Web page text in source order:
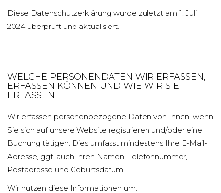
Diese Datenschutzerklärung wurde zuletzt am 1. Juli
2024 überprüft und aktualisiert.
WELCHE PERSONENDATEN WIR ERFASSEN,
ERFASSEN KÖNNEN UND WIE WIR SIE
ERFASSEN
Wir erfassen personenbezogene Daten von Ihnen, wenn
Sie sich auf unsere Website registrieren und/oder eine
Buchung tätigen. Dies umfasst mindestens Ihre E-Mail-
Adresse, ggf. auch Ihren Namen, Telefonnummer,
Postadresse und Geburtsdatum.
Wir nutzen diese Informationen um: